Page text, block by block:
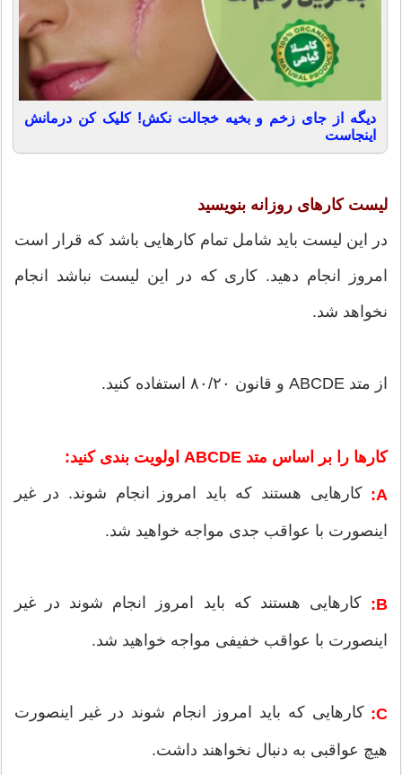
دیگه از جای زخم و بخیه خجالت نکش! کلیک کن درمانش
اینجاست
لیست کارهای روزانه بنویسید
در این لیست باید شامل تمام کارهایی باشد که قرار است
امروز انجام دهید. کاری که در این لیست نباشد انجام
نخواهد شد.
از متد ABCDE و قانون ۸۰/۲۰ استفاده کنید.
کارها را بر اساس متد ABCDE اولویت بندی کنید:
A: کارهایی هستند که باید امروز انجام شوند. در غیر
اینصورت با عواقب جدی مواجه خواهید شد.
B: کارهایی هستند که باید امروز انجام شوند در غیر
اینصورت با عواقب خفیفی مواجه خواهید شد.
C: کارهایی که باید امروز انجام شوند در غیر اینصورت
هیچ عواقبی به دنبال نخواهند داشت.